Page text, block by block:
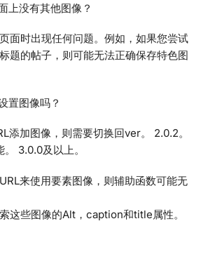
上没有其他图像？
面时出现任何问题。例如，如果您尝试
题的帖子，则可能无法正确保存特色图
置图像吗？
添加图像，则需要切换回ver。 2.0.2。
3.0.0及以上。
来使用要素图像，则辅助函数可能无
这些图像的Alt，caption和title属性。